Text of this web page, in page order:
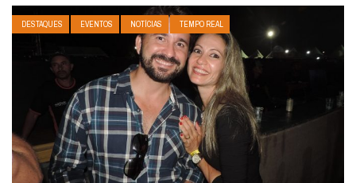
DESTAQUES EVENTOS NOTÍCIAS TEMPO REAL